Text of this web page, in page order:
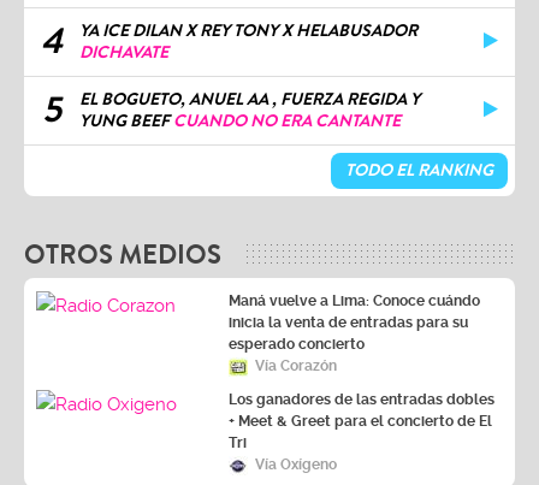
4
YA ICE DILAN X REY TONY X HELABUSADOR
DICHAVATE
5
EL BOGUETO, ANUEL AA , FUERZA REGIDA Y
YUNG BEEFCUANDO NO ERA CANTANTE
TODO EL RANKING
OTROS MEDIOS
Maná vuelve a Lima: Conoce cuándo
inicia la venta de entradas para su
esperado concierto
Vía Corazón
Los ganadores de las entradas dobles
+ Meet & Greet para el concierto de El
Tri
Vía Oxígeno